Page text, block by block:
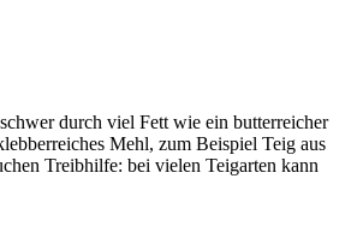
durch viel Fett wie ein butterreicher
Mehl, zum Beispiel Teig aus
Treibhilfe: bei vielen Teigarten kann